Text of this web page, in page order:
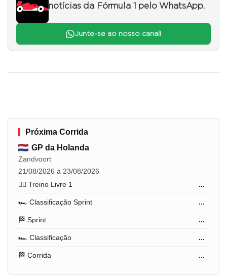
notícias da Fórmula 1 pelo WhatsApp.
Junte-se ao nosso canal!
Próxima Corrida
GP da Holanda
Zandvoort
21/08/2026 a 23/08/2026
🏋️‍♂️ Treino Livre 1
...
🏎️ Classificação Sprint ...
🏁 Sprint ...
🏎️ Classificação ...
🏁 Corrida ...